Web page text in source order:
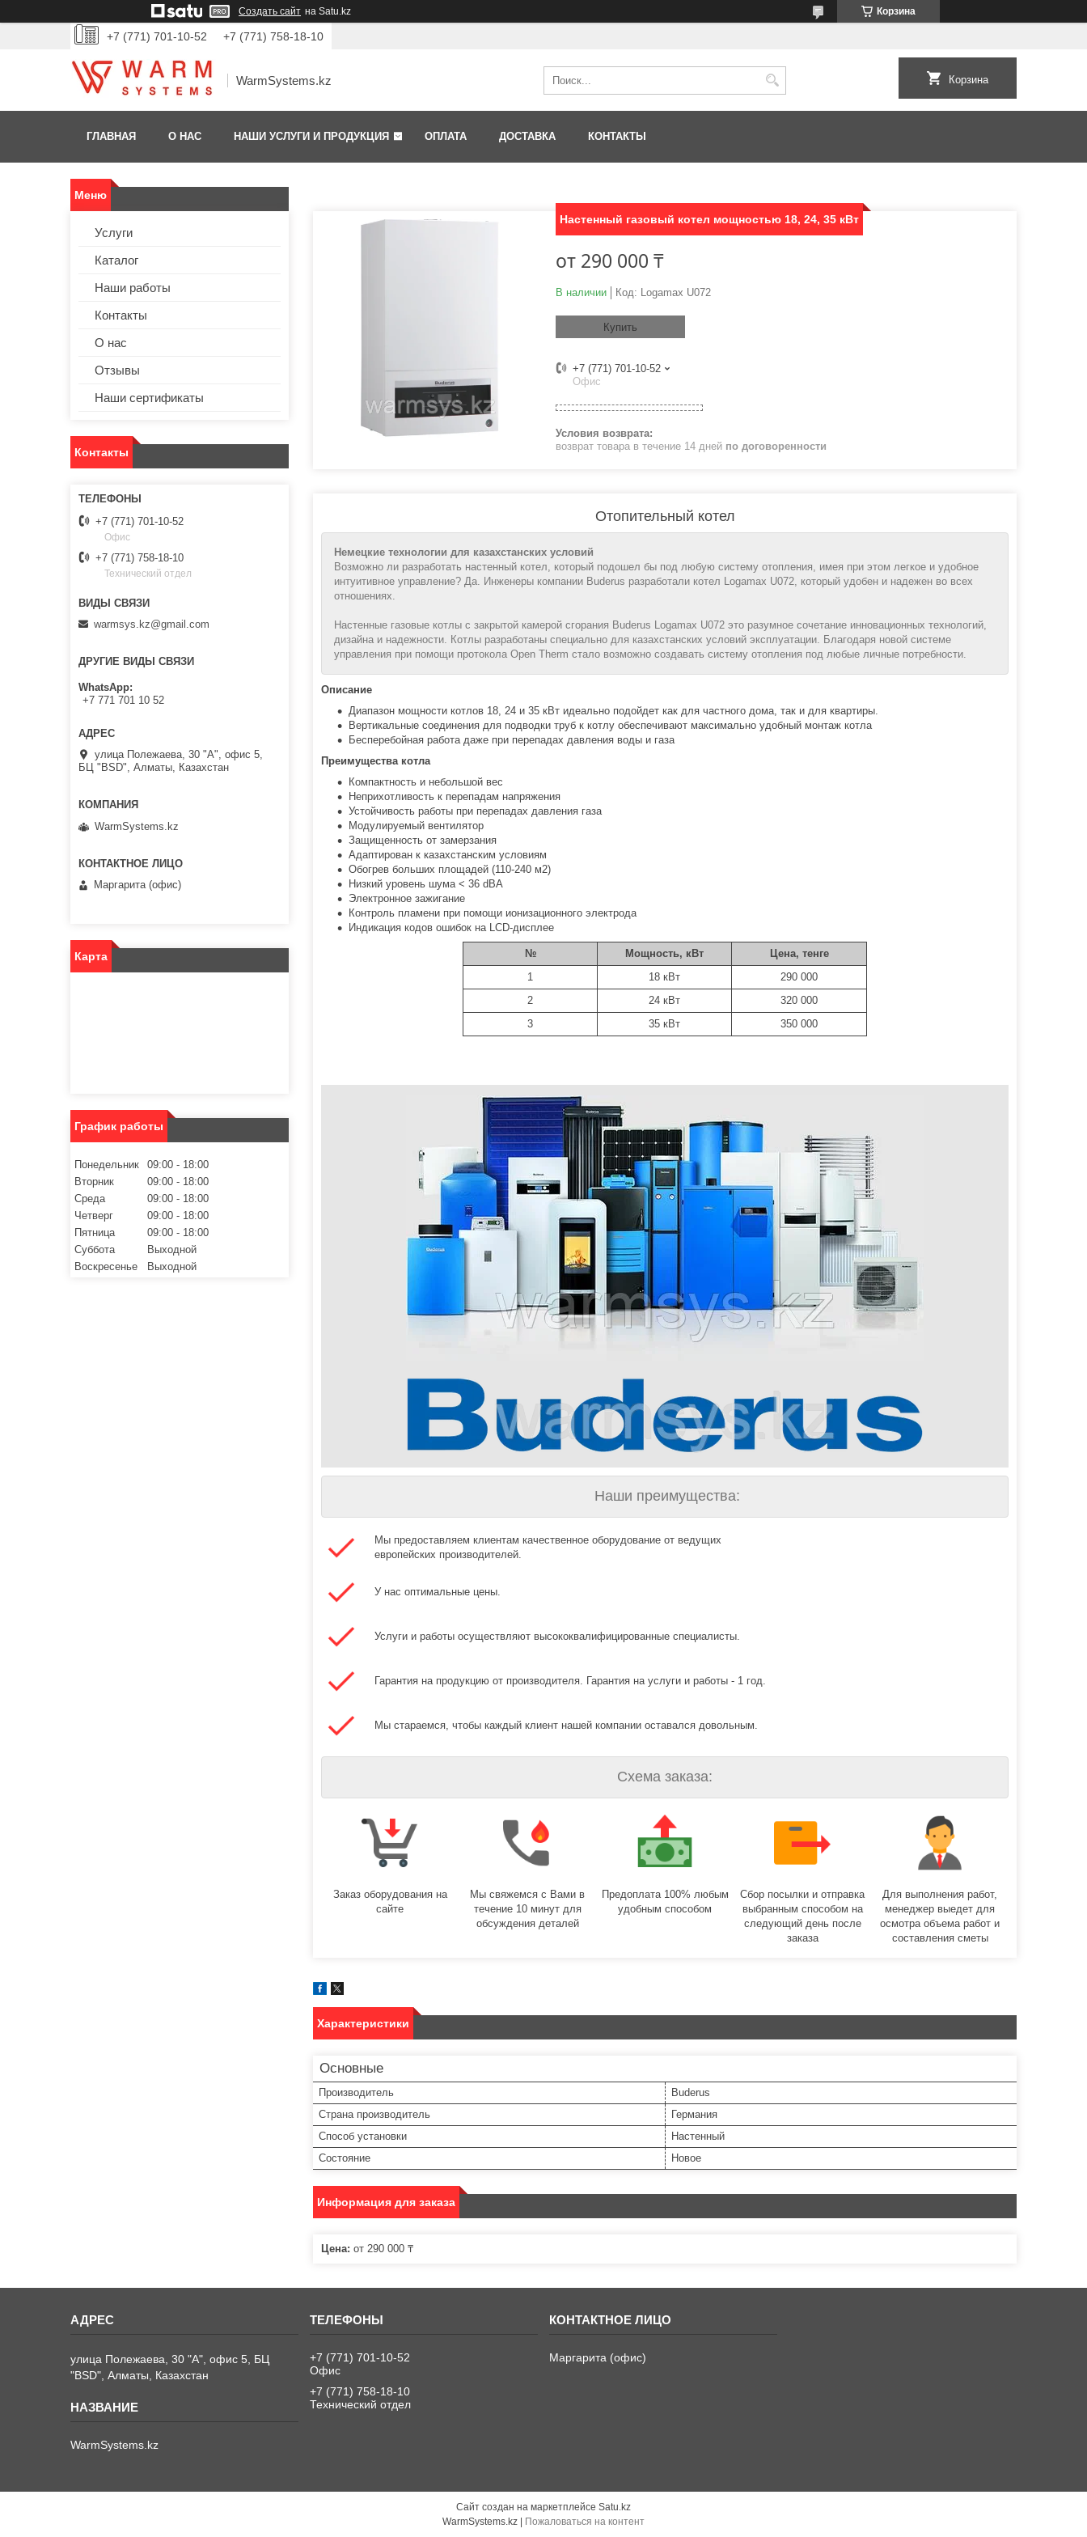
Создать сайт на Satu.kz Корзина
+7 (771) 701-10-52 +7 (771) 758-18-10
WarmSystems.kz Корзина
ГЛАВНАЯ О НАС НАШИ УСЛУГИ И ПРОДУКЦИЯ ОПЛАТА ДОСТАВКА КОНТАКТЫ
Настенный газовый котел мощностью 18, 24, 35 кВт
от 290 000 ₸
В наличии Код: Logamax U072
Купить
+7 (771) 701-10-52
Офис
возврат товара в течение 14 дней по договоренности
Отопительный котел
Немецкие технологии для казахстанских условий
Возможно ли разработать настенный котел, который подошел бы под любую систему отопления, имея при этом легкое и удобное
интуитивное управление? Да. Инженеры компании Buderus разработали котел Logamax U072, который удобен и надежен во всех
отношениях.
Настенные газовые котлы c закрытой камерой сгорания Buderus Logamax U072 это разумное сочетание инновационных технологий,
дизайна и надежности. Котлы разработаны специально для казахстанских условий эксплуатации. Благодаря новой системе
управления при помощи протокола Open Therm стало возможно создавать систему отопления под любые личные потребности.
Описание
Диапазон мощности котлов 18, 24 и 35 кВт идеально подойдет как для частного дома, так и для квартиры.
Вертикальные соединения для подводки труб к котлу обеспечивают максимально удобный монтаж котла
Бесперебойная работа даже при перепадах давления воды и газа
Преимущества котла
Компактность и небольшой вес
Неприхотливость к перепадам напряжения
Устойчивость работы при перепадах давления газа
Модулируемый вентилятор
Защищенность от замерзания
Адаптирован к казахстанским условиям
Обогрев больших площадей (110-240 м2)
Низкий уровень шума < 36 dBA
Электронное зажигание
Контроль пламени при помощи ионизационного электрода
Индикация кодов ошибок на LCD-дисплее
№ Мощность, кВт
Цена, тенге
1
18 кВт
290 000
2
24 кВт
320 000
3
35 кВт 350 000
Наши преимущества:
Мы предоставляем клиентам качественное оборудование от ведущих
европейских производителей.
У нас оптимальные цены.
Услуги и работы осуществляют высококвалифицированные специалисты.
Гарантия на продукцию от производителя. Гарантия на услуги и работы - 1 год.
Мы стараемся, чтобы каждый клиент нашей компании оставался довольным.
Схема заказа:
Заказ оборудования на
сайте
Мы свяжемся с Вами в
течение 10 минут для
обсуждения деталей
Предоплата 100% любым
удобным способом
Сбор посылки и отправка
выбранным способом на
следующий день после
заказа
Для выполнения работ,
менеджер выедет для
осмотра объема работ и
составления сметы
Характеристики
Основные
Производитель
Buderus
Страна производитель
Германия
Способ установки
Настенный
Состояние
Новое
Информация для заказа
Цена: от 290 000 ₸
Услуги
Каталог
Наши работы
Контакты
О нас
Отзывы
Наши сертификаты
Контакты
+7 (771) 701-10-52
Офис
+7 (771) 758-18-10
Технический отдел
warmsys.kz@gmail.com
ДРУГИЕ ВИДЫ СВЯЗИ
WhatsApp
+7 771 701 10 52
улица Полежаева, 30 "А", офис 5,
БЦ "BSD", Алматы, Казахстан
WarmSystems.kz
Маргарита (офис)
Карта
График работы
Понедельник 09:00
18:00
Вторник
09:00
18:00
Среда
09:00
18:00
Четверг
09:00
18:00
Пятница
09:00
18:00
Суббота
Выходной
Воскресенье
Выходной
улица Полежаева, 30 "А", офис 5, БЦ
"BSD", Алматы, Казахстан
WarmSystems.kz
+7 (771) 701-10-52
Офис
+7 (771) 758-18-10
Технический отдел
Маргарита (офис)
Сайт создан на маркетплейсе Satu.kz
WarmSystems.kz | Пожаловаться на контент